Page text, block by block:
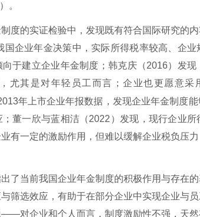
。
度的实证检验中，发现既有符合国际研究的内
国企业年金决策中，实际所得税率较高、企
于建立企业年金制度； 韩克庆（2016）发现
尤其是对年轻员工而言；企业也更愿意采
年上市企业年报数据，发现企业年金制度
董一欣与蓝相洁（2022）发现， 现行企业所
有一定的激励作用，但难以缓解企业税负压
了当前我国企业年金制度的积极作用与存在
筛选效应，有助于在部分企业中实现企业与
——对企业和个人而言，制度激励性不强，天然